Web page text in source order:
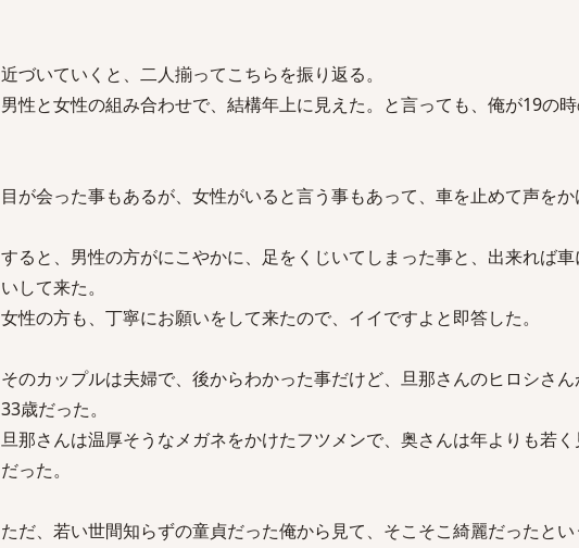
近づいていくと、二人揃ってこちらを振り返る。
男性と女性の組み合わせで、結構年上に見えた。と言っても、俺が19の時
目が会った事もあるが、女性がいると言う事もあって、車を止めて声をか
すると、男性の方がにこやかに、足をくじいてしまった事と、出来れば
いして来た。
女性の方も、丁寧にお願いをして来たので、イイですよと即答した。
そのカップルは夫婦で、後からわかった事だけど、旦那さんのヒロシさ
33歳だった。
旦那さんは温厚そうなメガネをかけたフツメンで、奥さんは年よりも若
だった。
ただ、若い世間知らずの童貞だった俺から見て、そこそこ綺麗だったと